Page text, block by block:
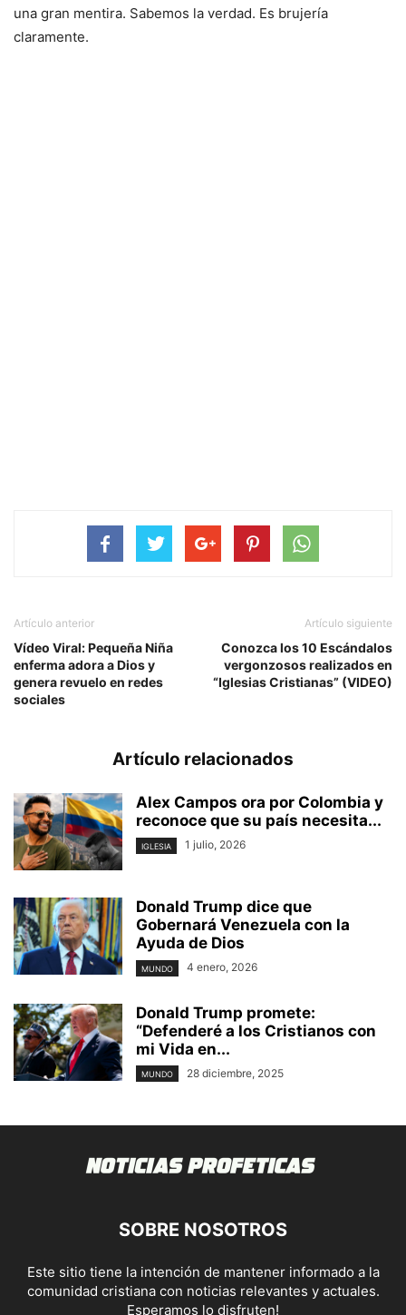
una gran mentira. Sabemos la verdad. Es brujería
claramente.
Artículo anterior
Vídeo Viral: Pequeña Niña
enferma adora a Dios y
genera revuelo en redes
sociales
Artículo siguiente
Conozca los 10 Escándalos
vergonzosos realizados en
“Iglesias Cristianas” (VIDEO)
Artículo relacionados
Alex Campos ora por Colombia y
reconoce que su país necesita...
IGLESIA 1 julio, 2026
Donald Trump dice que
Gobernará Venezuela con la
Ayuda de Dios
MUNDO 4 enero, 2026
Donald Trump promete:
“Defenderé a los Cristianos con
mi Vida en...
MUNDO 28 diciembre, 2025
SOBRE NOSOTROS
Este sitio tiene la intención de mantener informado a la
comunidad cristiana con noticias relevantes y actuales.
Esperamos lo disfruten!